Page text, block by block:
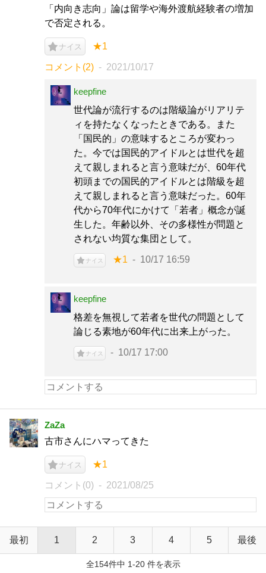
「内向き志向」論は留学や海外渡航経験者の増加
で否定される。
ナイス ★1
コメント(2) 2021/10/17
keepfine
世代論が流行するのは階級論がリアリテ
ィを持たなくなったときである。また
「国民的」の意味するところが変わっ
た。今では国民的アイドルとは世代を超
えて親しまれると言う意味だが、60年代
初頭までの国民的アイドルとは階級を超
えて親しまれると言う意味だった。60年
代から70年代にかけて「若者」概念が誕
生した。年齢以外、その多様性が問題と
されない均質な集団として。
ナイス ★1 10/17 16:59
keepfine
格差を無視して若者を世代の問題として
論じる素地が60年代に出来上がった。
ナイス 10/17 17:00
ZaZa
古市さんにハマってきた
ナイス ★1
コメント(0) 2021/08/25
最初 1 2 3 4 5 最後
全154件中 1-20 件を表示